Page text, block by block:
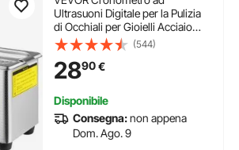
Ultrasuoni Digitale per la Pulizia
di Occhiali per Gioielli Acciaio
Inossidabile 24W 0,8L
(544)
2890€
Disponibile
Consegna:non appena
Dom. Ago. 9